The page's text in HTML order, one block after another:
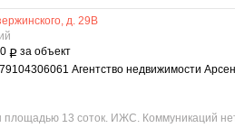
д. 29В
Р за объект
Агентство недвижимости
13 соток. ИЖС. Коммуникаций